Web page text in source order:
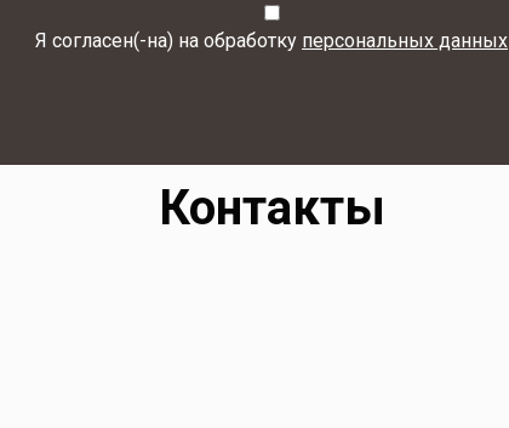
Я согласен(-на) на обработку персональных данных
Контакты